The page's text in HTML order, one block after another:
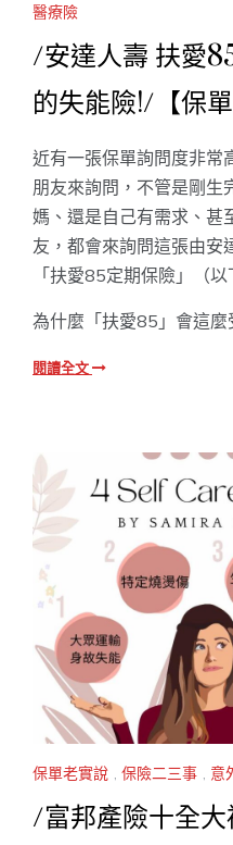
醫療險
/安達人壽 扶愛
的失能險!/【保單
近有一張保單詢問度非常
朋友來詢問，不管是剛生
媽、還是自己有需求、甚
友，都會來詢問這張由安
「扶愛85定期保險」（
為什麼「扶愛85」會這麼
閱讀全文
保單老實說 , 保險二三事 , 意
/富邦產險十全大